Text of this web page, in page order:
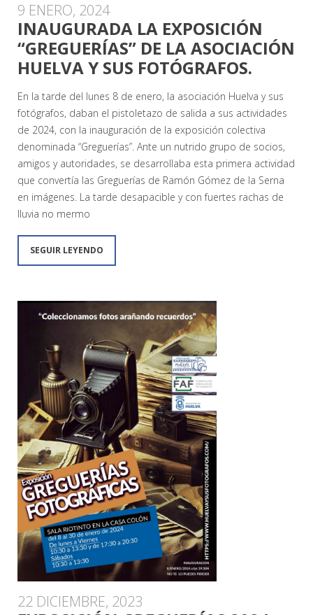
9 ENERO, 2024
INAUGURADA LA EXPOSICIÓN
“GREGUERÍAS” DE LA ASOCIACIÓN
HUELVA Y SUS FOTÓGRAFOS.
En la tarde del lunes 8 de enero, la asociación Huelva y sus
fotógrafos, daban el pistoletazo de salida a sus actividades
de 2024, con la inauguración de la exposición colectiva
denominada “Greguerías”. Ante un nutrido grupo de socios,
amigos y autoridades, se desarrollaba esta primera actividad
que convertía las Greguerías de Ramón Gómez de la Serna
en imágenes. La tarde desapacible y con fuertes rachas de
lluvia no mermo
SEGUIR LEYENDO
22 DICIEMBRE, 2023